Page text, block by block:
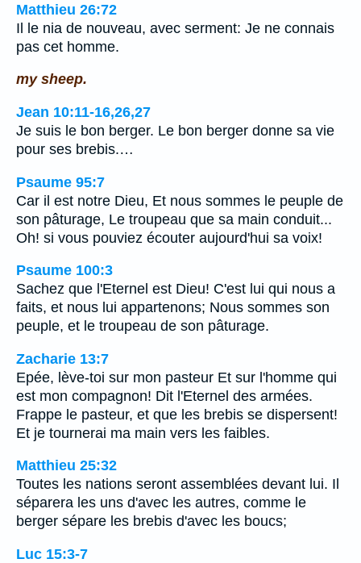
Matthieu 26:72
Il le nia de nouveau, avec serment: Je ne connais
pas cet homme.
my sheep.
Jean 10:11-16,26,27
Je suis le bon berger. Le bon berger donne sa vie
pour ses brebis.…
Psaume 95:7
Car il est notre Dieu, Et nous sommes le peuple de
son pâturage, Le troupeau que sa main conduit...
Oh! si vous pouviez écouter aujourd'hui sa voix!
Psaume 100:3
Sachez que l'Eternel est Dieu! C'est lui qui nous a
faits, et nous lui appartenons; Nous sommes son
peuple, et le troupeau de son pâturage.
Zacharie 13:7
Epée, lève-toi sur mon pasteur Et sur l'homme qui
est mon compagnon! Dit l'Eternel des armées.
Frappe le pasteur, et que les brebis se dispersent!
Et je tournerai ma main vers les faibles.
Matthieu 25:32
Toutes les nations seront assemblées devant lui. Il
séparera les uns d'avec les autres, comme le
berger sépare les brebis d'avec les boucs;
Luc 15:3-7